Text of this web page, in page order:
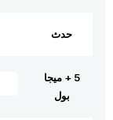
حدث
5 + ميجا
بول